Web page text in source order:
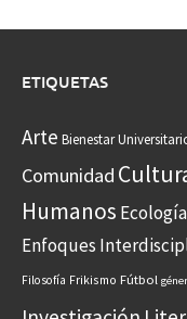
ETIQUETAS
Arte Bienestar
Comunidad
Humanos Ecología
Enfoques
Filosofía Frikismo Fútbol